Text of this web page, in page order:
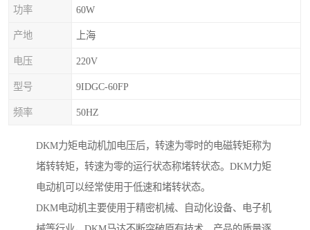
功率 60W
产地 上海
电压 220V
型号 9IDGC-60FP
频率 50HZ
DKM力矩电动机加电压后，转速为零时的电磁转矩称为
堵转转矩，转速为零的运行状态称堵转状态。DKM力矩
电动机可以经常使用于低速和堵转状态。
DKM电动机主要使用于精密机械、自动化设备、电子机